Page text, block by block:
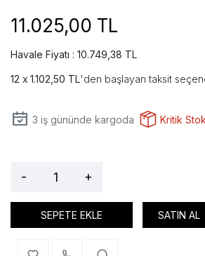
11.025,00 TL
Havale Fiyatı : 10.749,38 TL
1.102,50 TL'den başlayan taksit
3 iş gününde kargoda Kritik Stok
- +
SEPETE EKLE SATIN AL